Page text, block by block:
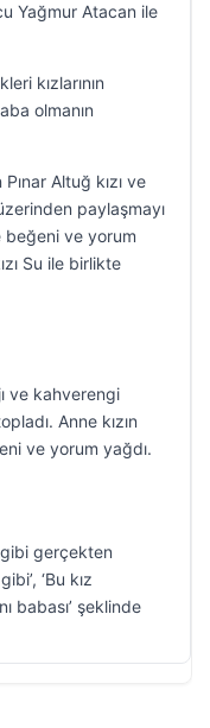
Yağmur Atacan ile
kızlarının
olmanın
Altuğ kızı ve
paylaşmayı
beğeni ve yorum
Su ile birlikte
ve kahverengi
Anne kızın
ve yorum yağdı.
gerçekten
‘Bu kız
babası’ şeklinde